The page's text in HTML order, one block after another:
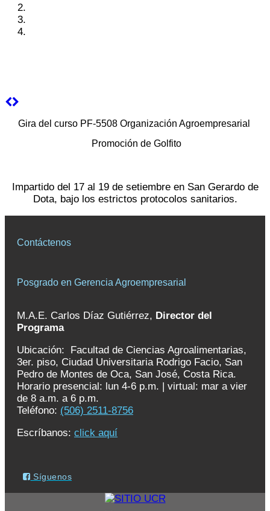
Gira del curso PF-5508 Organización Agroempresarial
Promoción de Golfito
Impartido del 17 al 19 de setiembre en San Gerardo de
Dota, bajo los estrictos protocolos sanitarios.
Contáctenos
Posgrado en Gerencia Agroempresarial
M.A.E. Carlos Díaz Gutiérrez, Director del
Programa
Ubicación: Facultad de Ciencias Agroalimentarias,
3er. piso, Ciudad Universitaria Rodrigo Facio, San
Pedro de Montes de Oca, San José, Costa Rica.
Horario presencial: lun 4-6 p.m. | virtual: mar a vier
de 8 a.m. a 6 p.m.
Teléfono: (506) 2511-8756
Escríbanos: click aquí
Síguenos